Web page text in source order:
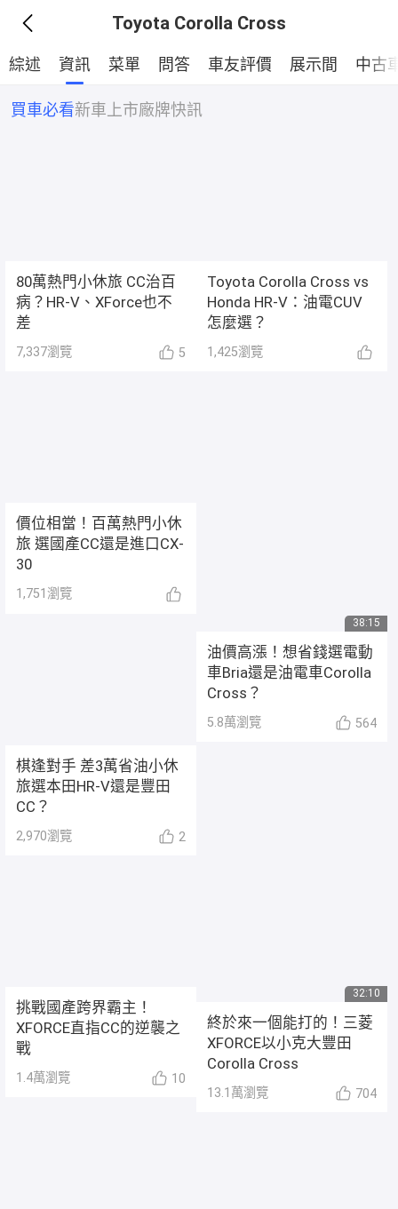
Toyota Corolla Cross
綜述 資訊 菜單 問答 車友評價 展示間 中古
買車必看新車上市廠牌快訊
80萬熱門小休旅 CC治百
病？HR-V、XForce也不
差
7,337瀏覽 5
價位相當！百萬熱門小休
旅 選國產CC還是進口CX-
30
1,751 瀏覽
棋逢對手 差3萬省油小休
旅選本田HR-V還是豐田
CC？
2,970瀏覽 2
挑戰國產跨界霸主！
XFORCE直指CC的逆襲之
戰
1.4萬瀏覽 10
Toyota Corolla Cross vs
Honda HR-V：油電CUV
怎麼選？
1,425瀏覽
38:15
油價高漲！想省錢選電動
車Bria還是油電車Corolla
Cross？
5.8萬瀏覽 564
32:10
終於來一個能打的！三菱
XFORCE以小克大豐田
Corolla Cross
13.1萬瀏覽 704